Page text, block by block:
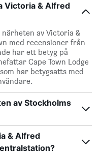
Victoria & Alfred
av Victoria &
med recensioner från
har ett betyg på
Cape Town Lodge
har betygsatts med
av Stockholms
& Alfred